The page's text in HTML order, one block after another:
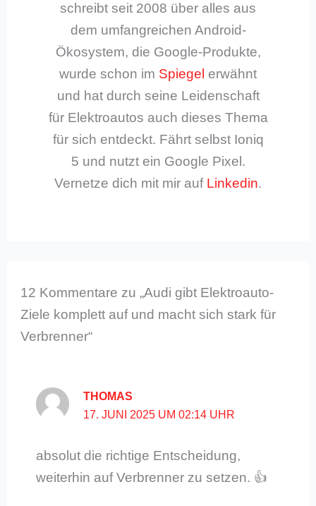
schreibt seit 2008 über alles aus
dem umfangreichen Android-
Ökosystem, die Google-Produkte,
wurde schon im Spiegel erwähnt
und hat durch seine Leidenschaft
für Elektroautos auch dieses Thema
für sich entdeckt. Fährt selbst Ioniq
5 und nutzt ein Google Pixel.
Vernetze dich mit mir auf Linkedin.
12 Kommentare zu „Audi gibt Elektroauto-
Ziele komplett auf und macht sich stark für
Verbrenner“
THOMAS
17. JUNI 2025 UM 02:14 UHR
absolut die richtige Entscheidung,
weiterhin auf Verbrenner zu setzen. 👍